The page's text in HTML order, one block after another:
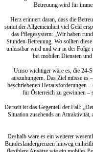
Betreuung wird für
Herz erinnert daran, dass die
somit der Allgemeinheit viel Geld
das Pflegesystem: „Wir haben
Stunden-Betreuung. Wo sollten
unleistbar wird und wir in der Folge
bei mobilen Diensten
Umso wichtiger wäre es, die 24-
auszuhungern. Das Ziel müsse es
beschriebenen Herausforderungen
für Österreich zu gewinnen –
Derzeit ist das Gegenteil der Fall:
Situation zusehends an Attraktivität,
Deshalb wäre es ein weiterer
Bundesländergrenzen hinweg